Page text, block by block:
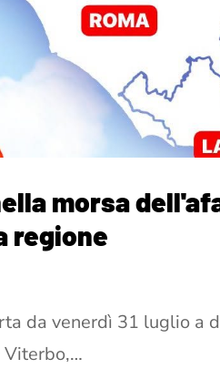
morsa
regione
da venerdì 31 luglio a
Viterbo,…